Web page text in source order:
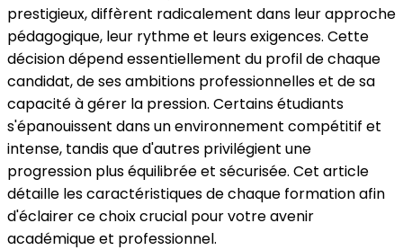
prestigieux, diffèrent radicalement dans leur approche
pédagogique, leur rythme et leurs exigences. Cette
décision dépend essentiellement du profil de chaque
candidat, de ses ambitions professionnelles et de sa
capacité à gérer la pression. Certains étudiants
s'épanouissent dans un environnement compétitif et
intense, tandis que d'autres privilégient une
progression plus équilibrée et sécurisée. Cet article
détaille les caractéristiques de chaque formation afin
d'éclairer ce choix crucial pour votre avenir
académique et professionnel.